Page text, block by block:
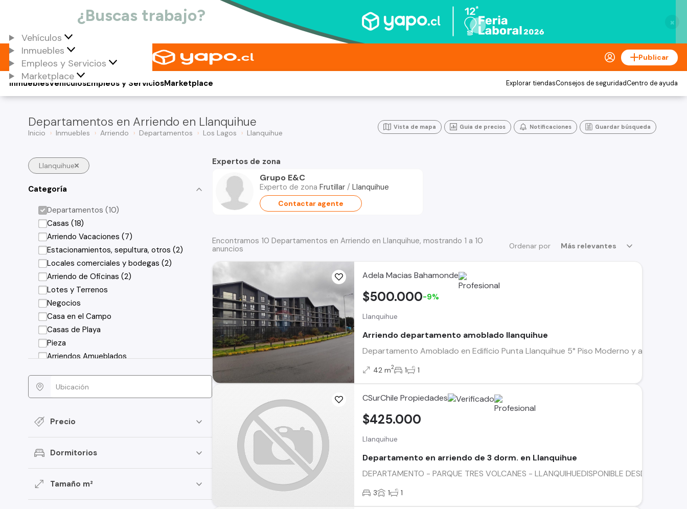
×
Vehículos
Inmuebles
Empleos y Servicios
Marketplace
Publicar
Vehículos
Inmuebles Empleos y ServiciosMarketplace Explorar tiendasConsejos de seguridadCentro de ayuda
Departamentos en Arriendo en Llanquihue
Inicio Inmuebles Arriendo Departamentos Los Lagos Llanquihue
Vista de mapa Guia de precios Notificaciones Guardar búsqueda
Llanquihue
Categoría
Departamentos (10)
Casas (18)
Arriendo Vacaciones (7)
Estacionamientos, sepultura, otros (2)
Locales comerciales y bodegas (2)
Arriendo de Oficinas (2)
Lotes y Terrenos
Negocios
Casa en el Campo
Casas de Playa
Pieza
Arriendos Amueblados
Precio
Dormitorios
Tamaño m²
Expertos de zona
Grupo E&C
Experto de zona Frutillar/ Llanquihue
Contactar agente
Ordenar por Más relevantes
Encontramos 10 Departamentos en Arriendo en Llanquihue, mostrando 1 a 10
anuncios
Adela Macias Bahamonde
Llanquihue
Arriendo departamento amoblado llanquihue
Departamento Amoblado en Edificio Punta Llanquihue 5° Piso Moderno y acogedor
$500.000-9%
42 m2 1 1
CSurChile Propiedades
Llanquihue
Departamento en arriendo de 3 dorm. en Llanquihue
DEPARTAMENTO - PARQUE TRES VOLCANES - LLANQUIHUEDISPONIBLE DESDE
$425.000
3 1 1